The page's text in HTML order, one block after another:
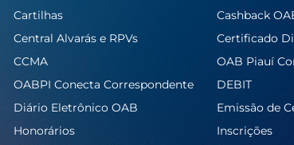
Cartilhas
Cashback
Central Alvarás e RPVs
Certificado
CCMA
OAB Piauí
OABPI Conecta Correspondente
DEBIT
Diário Eletrônico OAB
Emissão de
Honorários
Inscrições